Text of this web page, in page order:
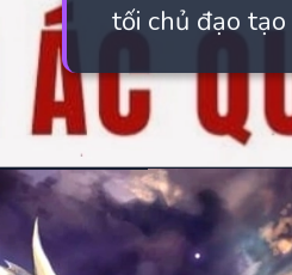
tối chủ đạo
Đang mở